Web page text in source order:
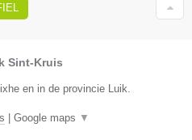
Sint-Kruis
en in de provincie Luik.
| Google maps ▼